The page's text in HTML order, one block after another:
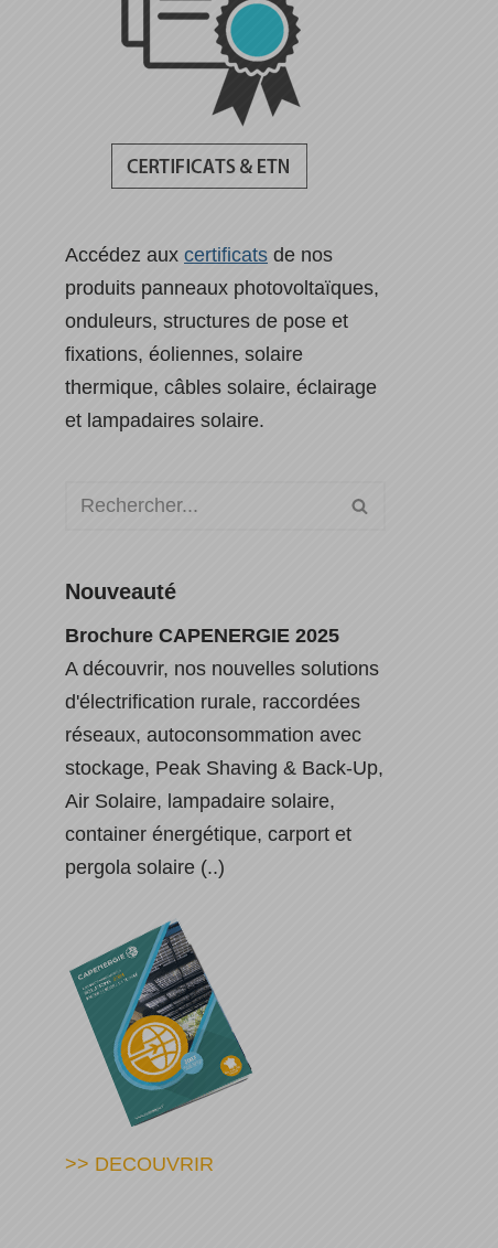
Accédez aux certificats de nos
produits panneaux photovoltaïques,
onduleurs, structures de pose et
fixations, éoliennes, solaire
thermique, câbles solaire, éclairage
et lampadaires solaire.
Nouveauté
Brochure CAPENERGIE 2025
A découvrir, nos nouvelles solutions
d'électrification rurale, raccordées
réseaux, autoconsommation avec
stockage, Peak Shaving & Back-Up,
Air Solaire, lampadaire solaire,
container énergétique, carport et
pergola solaire (..)
>> DECOUVRIR